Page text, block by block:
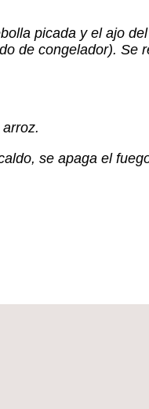
picada y el ajo
de congelador). Se
se apaga el